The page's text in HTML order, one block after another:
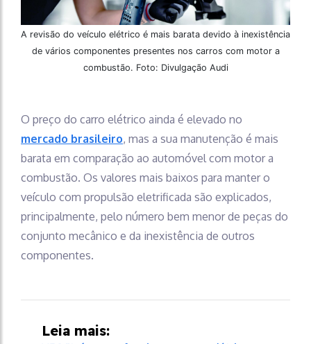
A revisão do veículo elétrico é mais barata devido à inexistência
de vários componentes presentes nos carros com motor a
combustão. Foto: Divulgação Audi
O preço do carro elétrico ainda é elevado no
mercado brasileiro, mas a sua manutenção é mais
barata em comparação ao automóvel com motor a
combustão. Os valores mais baixos para manter o
veículo com propulsão eletrificada são explicados,
principalmente, pelo número bem menor de peças do
conjunto mecânico e da inexistência de outros
componentes.
Leia mais: